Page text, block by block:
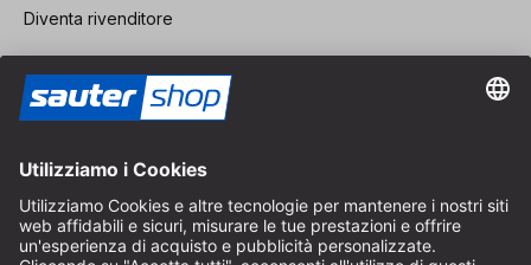
Diventa rivenditore
CGV
Protezione dei Dati